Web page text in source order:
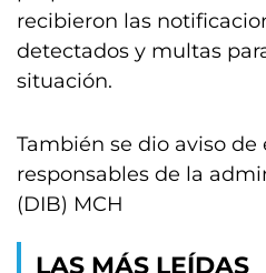
recibieron las
detectados y multas
situación.
También se dio aviso de
responsables de la
(DIB) MCH
LAS MÁS LEÍDAS